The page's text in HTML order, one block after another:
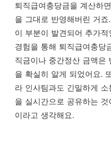
퇴직급여충당금을 계산하
을 그대로 반영해버린 거
이 부분이 발견되어 추가
경험을 통해 퇴직급여충당
직금이나 중간정산 금액은
을 확실히 알게 되었어요.
라 인사팀과도 긴밀하게
을 실시간으로 공유하는
이라고 생각해요.